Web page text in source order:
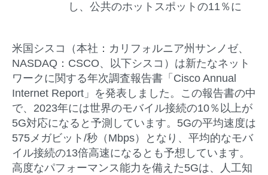
し、公共のホットスポットの11％に
米国シスコ（本社：カリフォルニア州サンノゼ、
NASDAQ：CSCO、以下シスコ）は新たなネット
ワークに関する年次調査報告書「Cisco Annual
Internet Report」を発表しました。この報告書の中
で、2023年には世界のモバイル接続の10％以上が
5G対応になると予測しています。5Gの平均速度は
575メガビット/秒（Mbps）となり、平均的なモバ
イル接続の13倍高速になるとも予想しています。
高度なパフォーマンス能力を備えた5Gは、人工知